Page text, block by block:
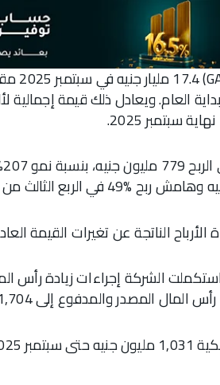
الناتجة عن تغيرات القيمة